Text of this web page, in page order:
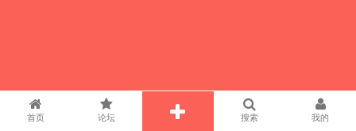
首页 论坛 搜索 我的